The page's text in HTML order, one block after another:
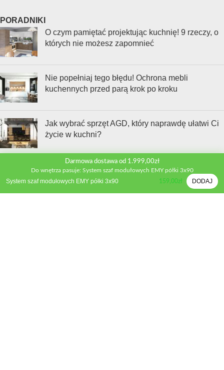
PORADNIKI
O czym pamiętać projektując kuchnię! 9 rzeczy, o
których nie możesz zapomnieć
Nie popełniaj tego błędu! Ochrona mebli
kuchennych przed parą krok po kroku
Jak wybrać sprzęt AGD, który naprawdę ułatwi Ci
życie w kuchni?
Kontakt
Darmowa dostawa od 1.999,00zł
Do wnętrza pasuje: System szaf modułowych EMY półki 3x90
System szaf modułowych EMY półki 3x90 159,00zł DODAJ